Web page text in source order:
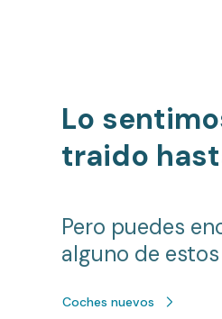
Lo
traido
Pero puedes
alguno de
Coches nuevos